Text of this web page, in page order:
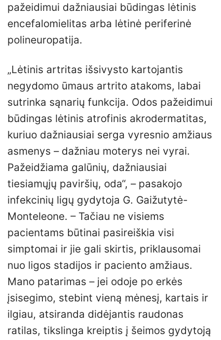
pažeidimui dažniausiai būdingas lėtinis
encefalomielitas arba lėtinė periferinė
polineuropatija.
„Lėtinis artritas išsivysto kartojantis
negydomo ūmaus artrito atakoms, labai
sutrinka sąnarių funkcija. Odos pažeidimui
būdingas lėtinis atrofinis akrodermatitas,
kuriuo dažniausiai serga vyresnio amžiaus
asmenys – dažniau moterys nei vyrai.
Pažeidžiama galūnių, dažniausiai
tiesiamųjų paviršių, oda“, – pasakojo
infekcinių ligų gydytoja G. Gaižutytė-
Monteleone. – Tačiau ne visiems
pacientams būtinai pasireiškia visi
simptomai ir jie gali skirtis, priklausomai
nuo ligos stadijos ir paciento amžiaus.
Mano patarimas – jei odoje po erkės
įsisegimo, stebint vieną mėnesį, kartais ir
ilgiau, atsiranda didėjantis raudonas
ratilas, tikslinga kreiptis į šeimos gydytoją